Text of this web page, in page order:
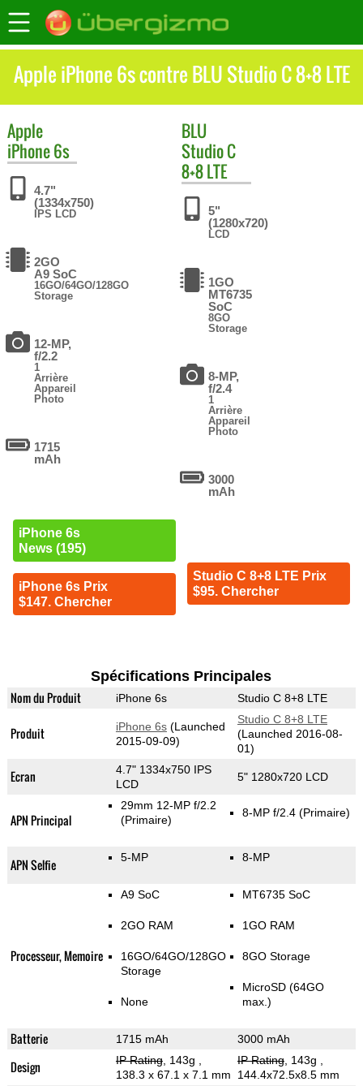
Apple iPhone 6s contre BLU Studio C 8+8 LTE
Apple
iPhone 6s
4.7"
(1334x750)
IPS LCD
2GO
A9 SoC
16GO/64GO/128GO
Storage
12-MP,
f/2.2
1
Arrière
Appareil
Photo
1715
mAh
iPhone 6s
News (195)
iPhone 6s Prix
$147. Chercher
BLU
Studio C
8+8 LTE
5"
(1280x720)
LCD
1GO
MT6735
SoC
8GO
Storage
8-MP,
f/2.4
1
Arrière
Appareil
Photo
3000
mAh
Studio C 8+8 LTE Prix
$95. Chercher
Spécifications Principales
Nom du Produit iPhone 6s Studio C 8+8 LTE
Produit iPhone 6s(Launched
2015-09-09)
Studio C 8+8 LTE
(Launched 2016-08-
01)
Ecran
4.7" 1334x750 IPS
LCD
5" 1280x720 LCD
APN Principal
29mm 12-MP f/2.2
(Primaire)
8-MP f/2.4 (Primaire)
APN Selfie 5-MP 8-MP
Processeur, Memoire
A9 SoC
2GO RAM
16GO/64GO/128GO
Storage
None
MT6735 SoC
1GO RAM
8GO Storage
MicroSD (64GO
max.)
Batterie 1715 mAh 3000 mAh
Design IP Rating, 143g
138.3 x 67.1 x 7.1 mm
IP Rating, 143g
144.4x72.5x8.5 mm